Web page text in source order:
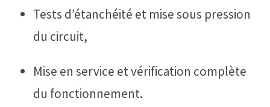
Tests d’étanchéité et mise sous pression
du circuit,
Mise en service et vérification complète
du fonctionnement.